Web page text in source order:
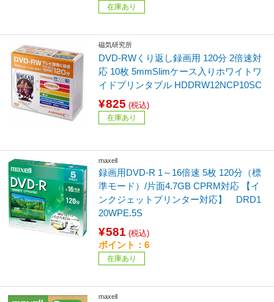
在庫あり
磁気研究所
DVD-RWくり返し録画用 120分 2倍速対
応 10枚 5mmSlimケース入りホワイトワ
イドプリンタブル HDDRW12NCP10SC
¥825 (税込)
在庫あり
maxell
録画用DVD-R 1～16倍速 5枚 120分（標
準モード）/片面4.7GB CPRM対応 【イ
ンクジェットプリンター対応】 DRD1
20WPE.5S
¥581 (税込)
ポイント：6
在庫あり
maxell